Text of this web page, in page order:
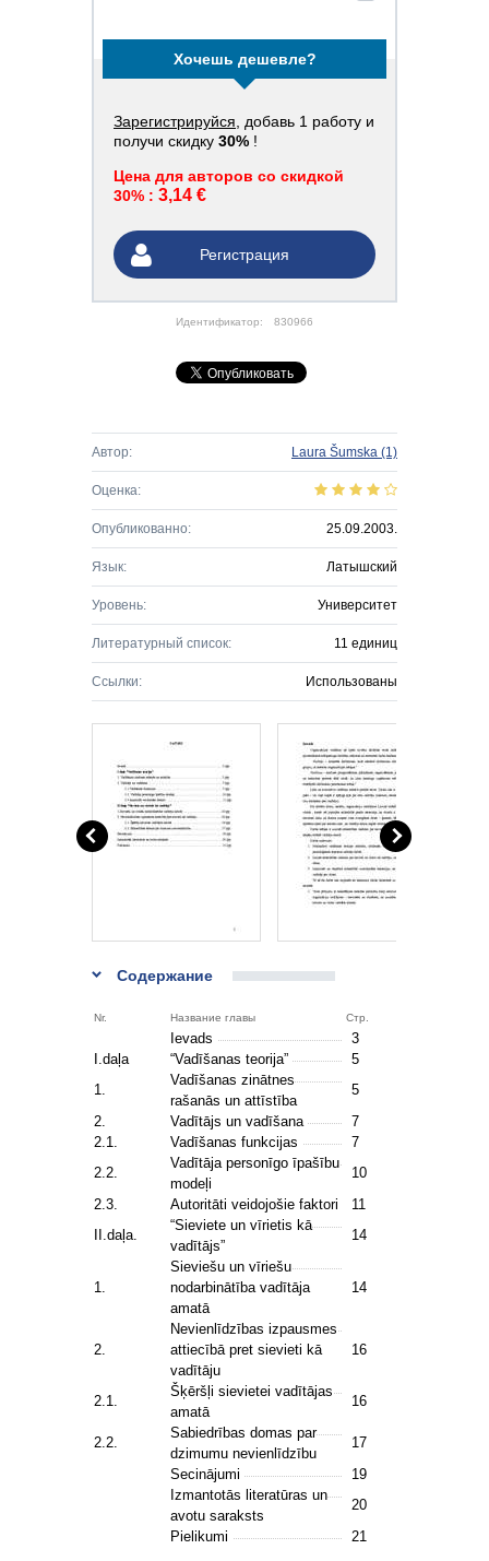
Хочешь дешевле?
Зарегистрируйся , добавь 1 работу и
получи скидку 30% !
Цена для авторов со скидкой
30% : 3,14 €
Регистрация
Идентификатор: 830966
Автор: Laura Šumska (1)
Оценка:
Опубликованно: 25.09.2003.
Язык: Латышский
Уровень: Университет
Литературный список: 11 единиц
Ссылки: Использованы
Содержание
Nr. Название главы Стр.
Ievads
3
I.daļa
“Vadīšanas teorija”
5
1.
Vadīšanas zinātnes
rašanās un attīstība
5
2.
Vadītājs un vadīšana
7
2.1.
Vadīšanas funkcijas
7
2.2.
Vadītāja personīgo īpašību
modeļi
10
2.3.
Autoritāti veidojošie faktori
11
II.daļa.
“Sieviete un vīrietis kā
vadītājs”
14
1.
Sieviešu un vīriešu
nodarbinātība vadītāja
amatā
14
2.
Nevienlīdzības izpausmes
attiecībā pret sievieti kā
vadītāju
16
2.1.
Šķēršļi sievietei vadītājas
amatā
16
2.2.
Sabiedrības domas par
dzimumu nevienlīdzību
17
Secinājumi
19
Izmantotās literatūras un
avotu saraksts
20
Pielikumi
21